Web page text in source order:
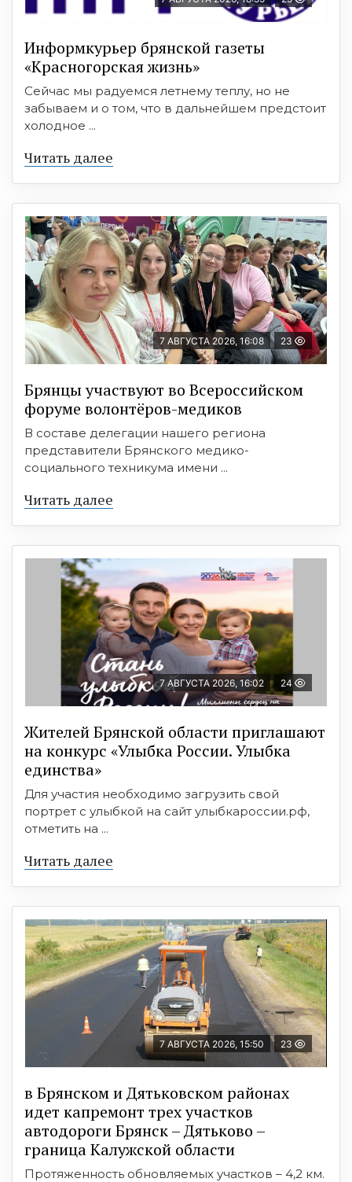
Информкурьер брянской газеты
«Красногорская жизнь»
Сейчас мы радуемся летнему теплу, но не
забываем и о том, что в дальнейшем предстоит
холодное ...
Читать далее
7 АВГУСТА 2026, 16:08 23
Брянцы участвуют во Всероссийском
форуме волонтёров-медиков
В составе делегации нашего региона
представители Брянского медико-
социального техникума имени ...
Читать далее
7 АВГУСТА 2026, 16:02 24
Жителей Брянской области приглашают
на конкурс «Улыбка России. Улыбка
единства»
Для участия необходимо загрузить свой
портрет с улыбкой на сайт улыбкароссии.рф,
отметить на ...
Читать далее
7 АВГУСТА 2026, 15:50 23
в Брянском и Дятьковском районах
идет капремонт трех участков
автодороги Брянск – Дятьково –
граница Калужской области
Протяженность обновляемых участков – 4,2 км.